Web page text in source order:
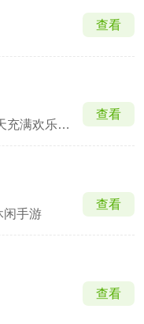
查看
Toca Life: City一座每天充满欢乐的城市
查看
闲手游
查看
查看